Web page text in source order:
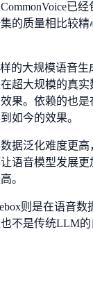
已
的质量相比较
的大规模语音
超大规模的真
果。依赖的也
如今的效果。
据泛化难度更
语音模型发展
。
则是在语音数
不是传统LLM